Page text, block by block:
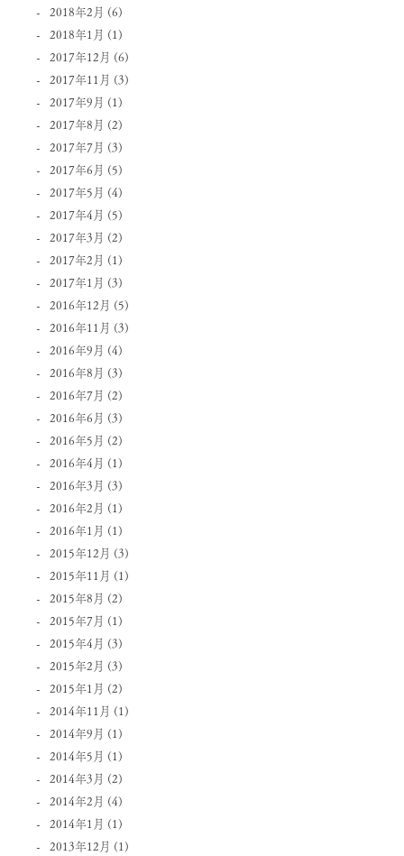
2018年2月 (6)
2018年1月 (1)
2017年12月 (6)
2017年11月 (3)
2017年9月 (1)
2017年8月 (2)
2017年7月 (3)
2017年6月 (5)
2017年5月 (4)
2017年4月 (5)
2017年3月 (2)
2017年2月 (1)
2017年1月 (3)
2016年12月 (5)
2016年11月 (3)
2016年9月 (4)
2016年8月 (3)
2016年7月 (2)
2016年6月 (3)
2016年5月 (2)
2016年4月 (1)
2016年3月 (3)
2016年2月 (1)
2016年1月 (1)
2015年12月 (3)
2015年11月 (1)
2015年8月 (2)
2015年7月 (1)
2015年4月 (3)
2015年2月 (3)
2015年1月 (2)
2014年11月 (1)
2014年9月 (1)
2014年5月 (1)
2014年3月 (2)
2014年2月 (4)
2014年1月 (1)
2013年12月 (1)